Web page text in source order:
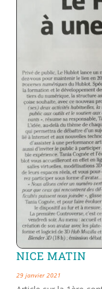
NICE MATIN
29 janvier 2021